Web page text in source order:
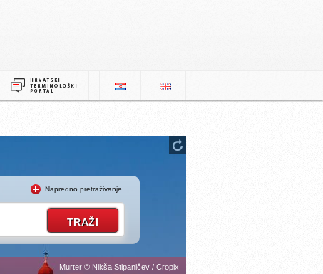
Napredno pretraživanje
Murter © Nikša Stipaničev / Cropix